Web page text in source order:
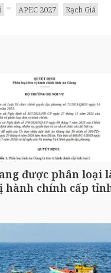
APEC 2027
Rạch Giá
được phân loại
hành chính cấp